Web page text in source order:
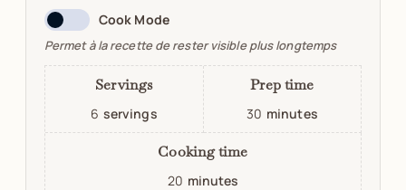
Cook Mode
Permet à la recette de rester visible plus longtemps
Servings
6 servings
Prep time
30 minutes
Cooking time
20 minutes